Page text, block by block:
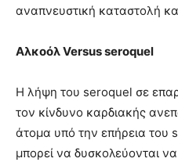
αναπνευστική καταστολή
Αλκοόλ Versus seroquel
Η λήψη του seroquel σε
τον κίνδυνο καρδιακής
άτομα υπό την επήρεια του
μπορεί να δυσκολεύονται